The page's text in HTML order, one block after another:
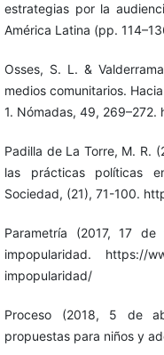
estrategias por la
América Latina (pp.
Osses, S. L. &
medios comunitarios.
1. Nómadas, 49,
Padilla de La Torre, M. R.
las prácticas políticas
Sociedad, (21), 71-100.
Parametría (2017, 17
impopularidad. https://
impopularidad/
Proceso (2018, 5 de
propuestas para niños y